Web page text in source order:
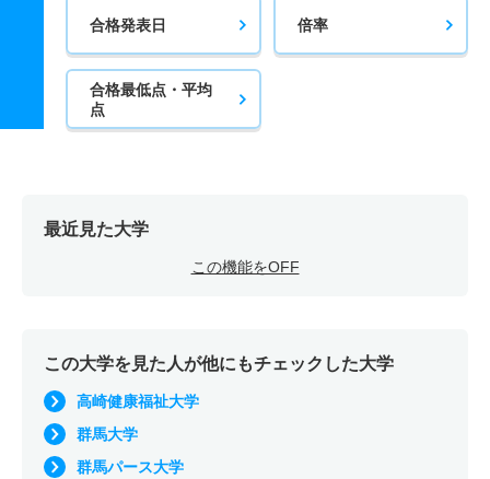
合格発表日 倍率
合格最低点・平均
点
最近見た大学
この機能をOFF
この大学を見た人が他にもチェックした大学
高崎健康福祉大学
群馬大学
群馬パース大学